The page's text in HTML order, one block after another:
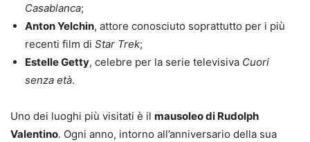
Casablanca;
Anton Yelchin, attore conosciuto soprattutto per i più
recenti film di Star Trek;
Estelle Getty, celebre per la serie televisiva Cuori
senza età.
Uno dei luoghi più visitati è il mausoleo di Rudolph
Valentino. Ogni anno, intorno all’anniversario della sua